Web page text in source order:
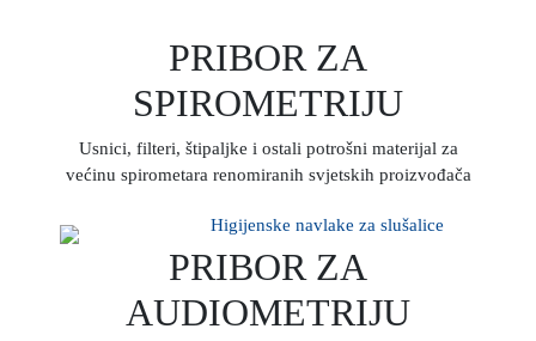
PRIBOR ZA
SPIROMETRIJU
Usnici, filteri, štipaljke i ostali potrošni materijal za
većinu spirometara renomiranih svjetskih proizvođača
PRIBOR ZA
AUDIOMETRIJU